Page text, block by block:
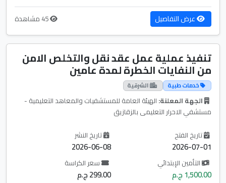
عرض التفاصيل
تنفيذ عملية عمل عقد نقل والتخلص الامن
من النفايات الخطرة لمدة عامين
خدمات طبية الشرقية
الجهة المعلنة: الهيئة العامة للمستشفيات والمعاهد التعليمية -
مستشفي الاحرار التعليمى بالزقازيق
تاريخ الفتح
2026-07-01
تاريخ النشر
2026-06-08
التأمين الإبتدائي
1,500.00 ج.م
سعر الكراسة
299.00 ج.م